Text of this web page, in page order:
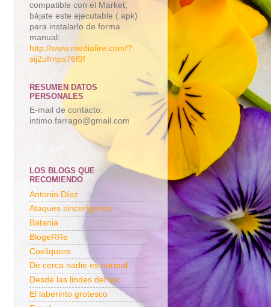
compatible con el Market,
bájate este ejecutable (.apk)
para instalarlo de forma
manual:
http://www.mediafire.com/?
sij2ufrnps76f9f
RESUMEN DATOS
PERSONALES
E-mail de contacto:
intimo.farrago@gmail.com
LOS BLOGS QUE
RECOMIENDO
Antonio Díez
Ataques sincerígenos
Batania
BlogeRRe
Coeliquore
De cerca nadie es normal
Desde las lindes del sur
El laberinto grotesco